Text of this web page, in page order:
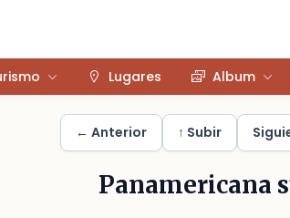
Lugares Album
← Anterior ↑ Subir
Panamericana